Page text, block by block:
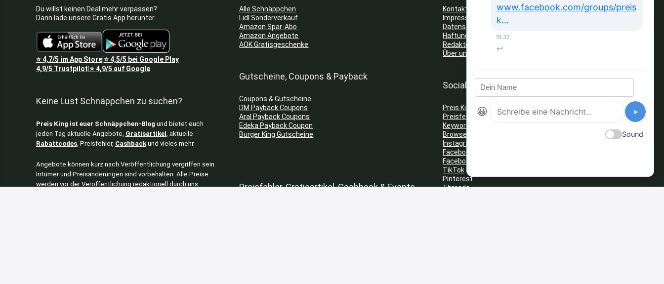
Du willst keinen Deal mehr verpassen?
Dann lade unsere Gratis App herunter.
⭐4,7/5 im App Store|⭐4,5/5 bei Google Play
4,9/5 Trustpilot ⭐4,9/5 auf Google
Keine Lust Schnäppchen zu suchen?
Preis King ist euer Schnäppchen-Blog und bietet euch
jeden Tag aktuelle Angebote, Gratisartikel
, aktuelle
Rabattcodes, Preisfehler, Cashbackund vieles mehr.
Angebote können kurz nach Veröffentlichung vergriffen sein.
Irrtümer und Preisänderungen sind vorbehalten. Alle Preise
werden vor der Veröffentlichung redaktionell durch uns
Alle Schnäppchen
Lidl Sonderverkauf
Amazon Spar-Abo
Amazon Angebote
AOK Gratisgeschenke
Gutscheine, Coupons & Payback
Coupons & Gutscheine
DM Payback Coupons
Aral Payback Coupons
Edeka Payback Coupon
Burger King Gutscheine
Preisfehler, Gratisartikel, Cashback & Events
Kontakt
Impressum
Datenschutz
Haftungsausschluss
Redaktionelle Richtlinien
Über uns
Social Media
Preis King auf Telegram
Preisfehler Whats App Kanal
Keyword Tracker
Browser Erweiterungen: Gutschein Finder
Instagram
Facebook
Facebook Gruppe
TikTok
Pinterest
Threads
www.facebook.com/groups/preis
k...
18:32
↩
😀 ➤
Sound